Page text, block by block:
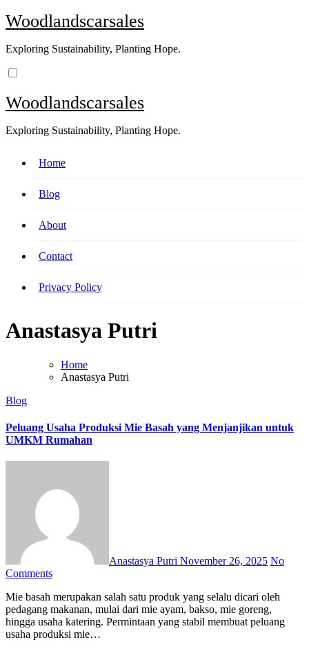
Skip
to
Woodlandscarsales
Exploring Sustainability, Planting Hope.
Woodlandscarsales
Exploring Sustainability, Planting Hope.
Home
Blog
About
Contact
Privacy Policy
Anastasya Putri
Home
Anastasya Putri
Blog
Peluang Usaha Produksi Mie Basah yang Menjanjikan untuk
UMKM Rumahan
Anastasya Putri November 26, 2025 No
Comments
Mie basah merupakan salah satu produk yang selalu dicari oleh
pedagang makanan, mulai dari mie ayam, bakso, mie goreng,
hingga usaha katering. Permintaan yang stabil membuat peluang
usaha produksi mie…